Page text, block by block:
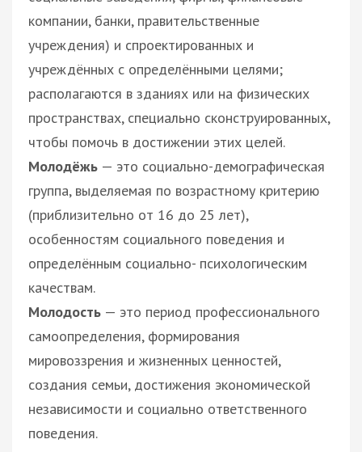
компании, банки, правительственные
учреждения) и спроектированных и
учреждённых с определёнными целями;
располагаются в зданиях или на физических
пространствах, специально сконструированных,
чтобы помочь в достижении этих целей.
Молодёжь — это социально-демографическая
группа, выделяемая по возрастному критерию
(приблизительно от 16 до 25 лет),
особенностям социального поведения и
определённым социально- психологическим
качествам.
Молодость — это период профессионального
самоопределения, формирования
мировоззрения и жизненных ценностей,
создания семьи, достижения экономической
независимости и социально ответственного
поведения.